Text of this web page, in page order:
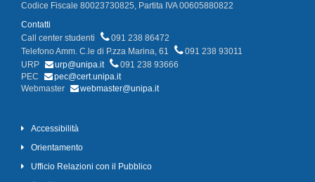
Codice Fiscale 80023730825, Partita IVA 00605880822
Contatti
Call center studenti
091 238 86472
Telefono Amm. C.le di P.zza Marina, 61
091 238 93011
URP
urp@unipa.it
091 238 93666
PEC
pec@cert.unipa.it
Webmaster
webmaster@unipa.it
Accessibilità
Orientamento
Ufficio Relazioni con il Pubblico